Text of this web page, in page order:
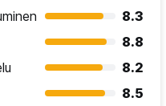
8.3
8.8
8.2
8.5